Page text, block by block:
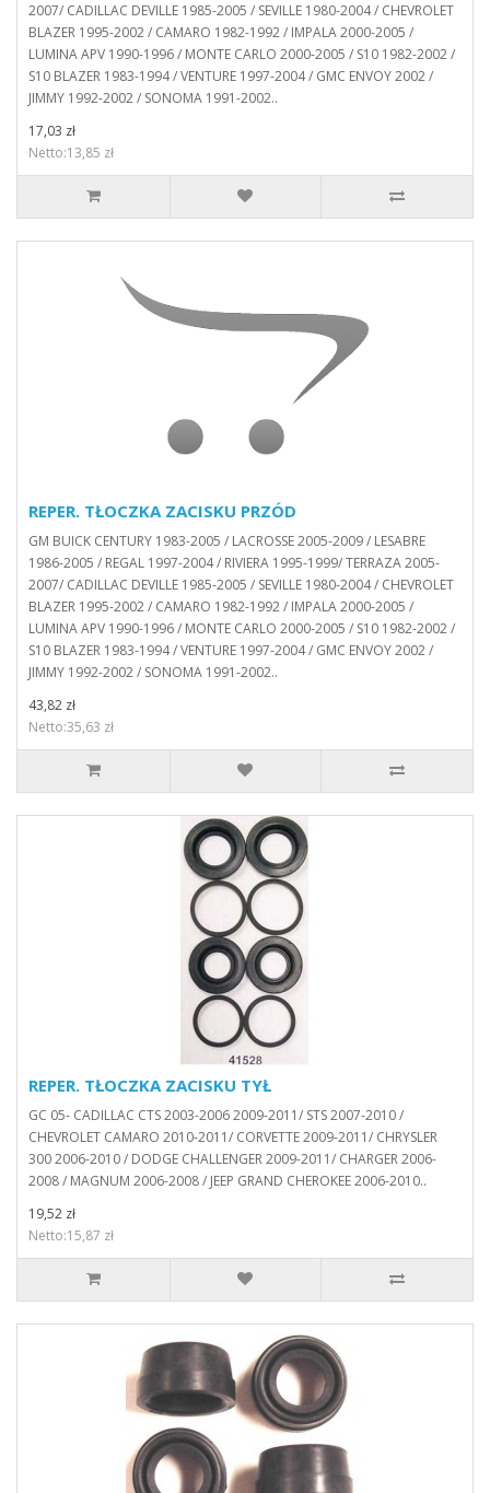
2007/ CADILLAC DEVILLE 1985-2005 / SEVILLE 1980-2004 / CHEVROLET
BLAZER 1995-2002 / CAMARO 1982-1992 / IMPALA 2000-2005 /
LUMINA APV 1990-1996 / MONTE CARLO 2000-2005 / S10 1982-2002 /
S10 BLAZER 1983-1994 / VENTURE 1997-2004 / GMC ENVOY 2002 /
JIMMY 1992-2002 / SONOMA 1991-2002..
17,03 zł
Netto:13,85 zł
REPER. TŁOCZKA ZACISKU PRZÓD
GM BUICK CENTURY 1983-2005 / LACROSSE 2005-2009 / LESABRE
1986-2005 / REGAL 1997-2004 / RIVIERA 1995-1999/ TERRAZA 2005-
2007/ CADILLAC DEVILLE 1985-2005 / SEVILLE 1980-2004 / CHEVROLET
BLAZER 1995-2002 / CAMARO 1982-1992 / IMPALA 2000-2005 /
LUMINA APV 1990-1996 / MONTE CARLO 2000-2005 / S10 1982-2002 /
S10 BLAZER 1983-1994 / VENTURE 1997-2004 / GMC ENVOY 2002 /
JIMMY 1992-2002 / SONOMA 1991-2002..
43,82 zł
Netto:35,63 zł
REPER. TŁOCZKA ZACISKU TYŁ
GC 05- CADILLAC CTS 2003-2006 2009-2011/ STS 2007-2010 /
CHEVROLET CAMARO 2010-2011/ CORVETTE 2009-2011/ CHRYSLER
300 2006-2010 / DODGE CHALLENGER 2009-2011/ CHARGER 2006-
2008 / MAGNUM 2006-2008 / JEEP GRAND CHEROKEE 2006-2010..
19,52 zł
Netto:15,87 zł